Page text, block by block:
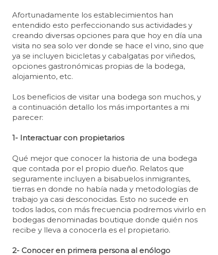
Afortunadamente los establecimientos han
entendido esto perfeccionando sus actividades y
creando diversas opciones para que hoy en día una
visita no sea solo ver donde se hace el vino, sino que
ya se incluyen bicicletas y cabalgatas por viñedos,
opciones gastronómicas propias de la bodega,
alojamiento, etc.
Los beneficios de visitar una bodega son muchos, y
a continuación detallo los más importantes a mi
parecer:
1- Interactuar con propietarios
Qué mejor que conocer la historia de una bodega
que contada por el propio dueño. Relatos que
seguramente incluyen a bisabuelos inmigrantes,
tierras en donde no había nada y metodologías de
trabajo ya casi desconocidas. Esto no sucede en
todos lados, con más frecuencia podremos vivirlo en
bodegas denominadas boutique donde quién nos
recibe y lleva a conocerla es el propietario.
2- Conocer en primera persona al enólogo